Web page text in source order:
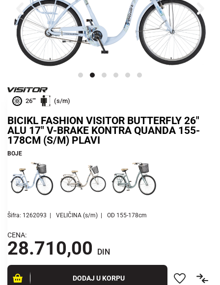
26"" (s/m)
BICIKL FASHION VISITOR BUTTERFLY 26"
ALU 17" V-BRAKE KONTRA QUANDA 155-
178CM (S/M) PLAVI
BOJE
Šifra: 1262093 VELIČINA (s/m) OD 155-178cm
CENA:
28.710,00 DIN
DODAJ U KORPU